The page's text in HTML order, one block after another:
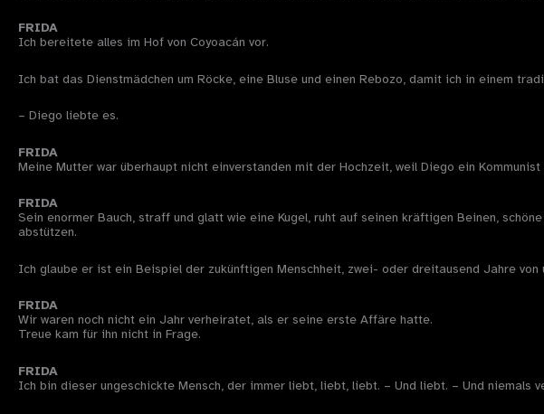
FRIDA
Ich bereitete alles im Hof von Coyoacán vor.
Ich bat das Dienstmädchen um Röcke, eine Bluse und einen Rebozo, damit ich in einem
– Diego liebte es.
FRIDA
Meine Mutter war überhaupt nicht einverstanden mit der Hochzeit, weil Diego ein
FRIDA
Sein enormer Bauch, straff und glatt wie eine Kugel, ruht auf seinen kräftigen Beinen,
abstützen.
Ich glaube er ist ein Beispiel der zukünftigen Menschheit, zwei- oder dreitausend Jahre von
FRIDA
Wir waren noch nicht ein Jahr verheiratet, als er seine erste Affäre hatte.
Treue kam für ihn nicht in Frage.
FRIDA
Ich bin dieser ungeschickte Mensch, der immer liebt, liebt, liebt. – Und liebt. – Und niemals